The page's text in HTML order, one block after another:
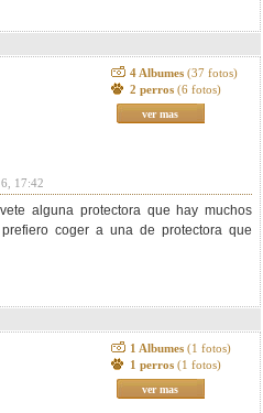
4 Albumes (37 fotos)
2 perros (6 fotos)
ver mas
17:42
alguna protectora que hay muchos
coger a una de protectora que
1 Albumes (1 fotos)
1 perros (1 fotos)
ver mas